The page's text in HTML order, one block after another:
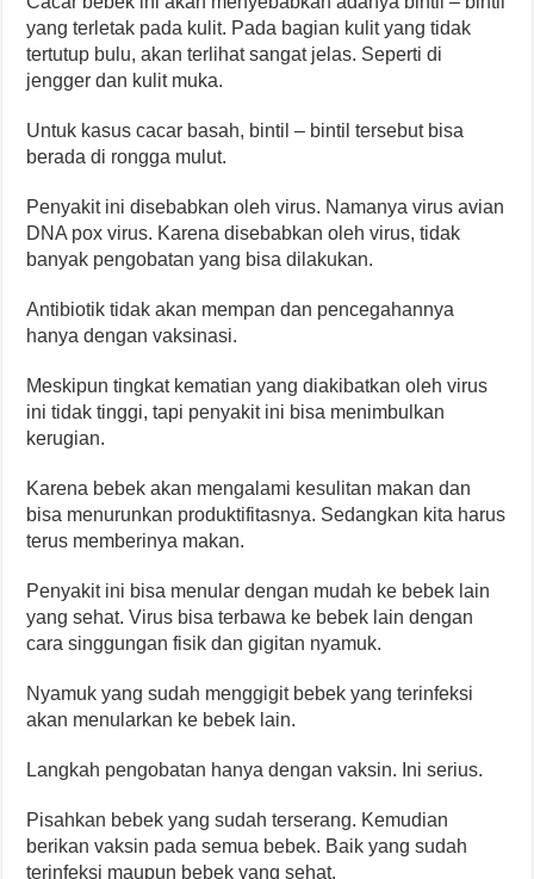
yang terletak pada kulit. Pada bagian kulit yang tidak
tertutup bulu, akan terlihat sangat jelas. Seperti di
jengger dan kulit muka.
Untuk kasus cacar basah, bintil – bintil tersebut bisa
berada di rongga mulut.
Penyakit ini disebabkan oleh virus. Namanya virus avian
DNA pox virus. Karena disebabkan oleh virus, tidak
banyak pengobatan yang bisa dilakukan.
Antibiotik tidak akan mempan dan pencegahannya
hanya dengan vaksinasi.
Meskipun tingkat kematian yang diakibatkan oleh virus
ini tidak tinggi, tapi penyakit ini bisa menimbulkan
kerugian.
Karena bebek akan mengalami kesulitan makan dan
bisa menurunkan produktifitasnya. Sedangkan kita harus
terus memberinya makan.
Penyakit ini bisa menular dengan mudah ke bebek lain
yang sehat. Virus bisa terbawa ke bebek lain dengan
cara singgungan fisik dan gigitan nyamuk.
Nyamuk yang sudah menggigit bebek yang terinfeksi
akan menularkan ke bebek lain.
Langkah pengobatan hanya dengan vaksin. Ini serius.
Pisahkan bebek yang sudah terserang. Kemudian
berikan vaksin pada semua bebek. Baik yang sudah
terinfeksi maupun bebek yang sehat.